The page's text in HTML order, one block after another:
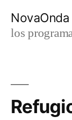
los